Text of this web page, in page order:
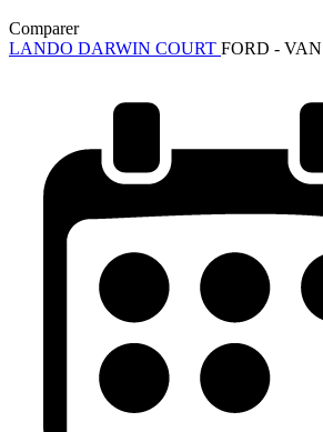
Comparer
LANDO DARWIN COURT FORD - VAN